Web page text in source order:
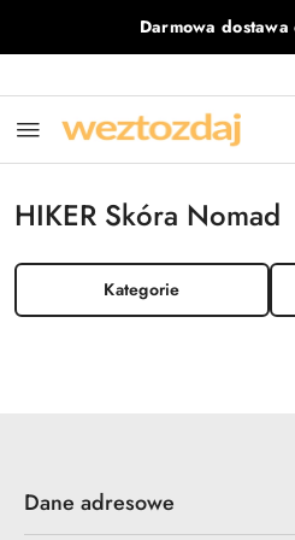
Przejdź do treści głównej
Przejdź do wyszukiwarki
Przejdź do moje konto
Przejdź do menu
Przejdź do stopki
Darmowa
HIKER Skóra Nomad
Kategorie
Dane adresowe